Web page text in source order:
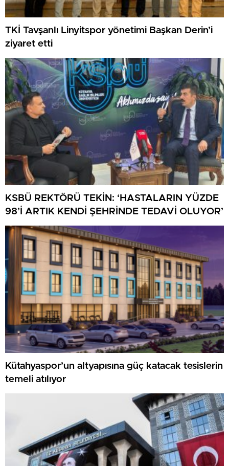
TKİ Tavşanlı Linyitspor yönetimi Başkan Derin’i
ziyaret etti
KSBÜ REKTÖRÜ TEKİN: ‘HASTALARIN YÜZDE
98’İ ARTIK KENDİ ŞEHRİNDE TEDAVİ OLUYOR’
Kütahyaspor’un altyapısına güç katacak tesislerin
temeli atılıyor